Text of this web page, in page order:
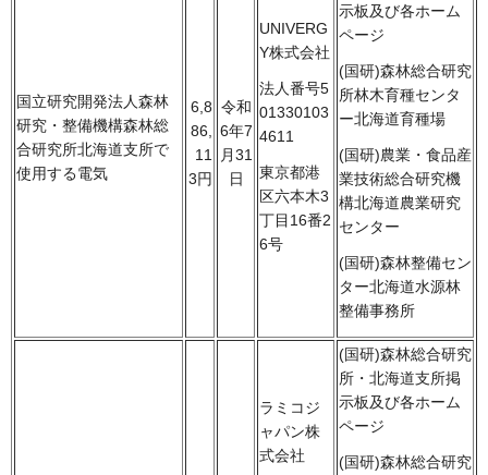
国立研究開発法人森林
研究・整備機構森林総
合研究所北海道支所で
使用する電気
6,8
86,
11
3円
令和
6年7
月31
日
UNIVERG
Y株式会社
法人番号5
01330103
4611
東京都港
区六本木3
丁目16番2
6号
示板及び各ホーム
ページ
(国研)森林総合研究
所林木育種センタ
ー北海道育種場
(国研)農業・食品産
業技術総合研究機
構北海道農業研究
センター
(国研)森林整備セン
ター北海道水源林
整備事務所
ラミコジ
ャパン株
式会社
(国研)森林総合研究
所・北海道支所掲
示板及び各ホーム
ページ
(国研)森林総合研究